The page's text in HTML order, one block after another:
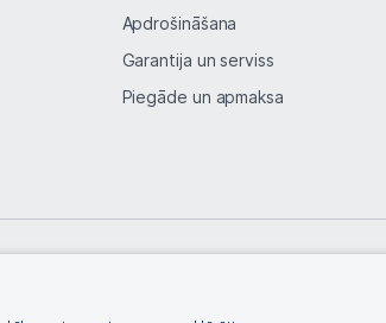
Apdrošināšana
Garantija un serviss
Piegāde un apmaksa